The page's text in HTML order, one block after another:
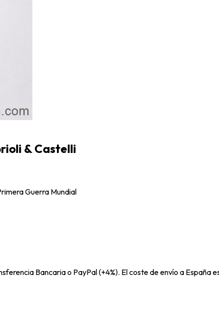
& Castelli
Guerra Mundial
Bancaria o PayPal (+4%). El coste de envío a España